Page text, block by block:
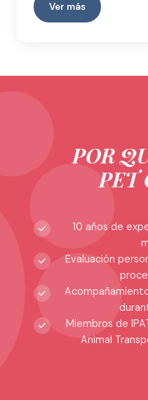
Ver más
POR
PET
10 años de
Evaluación
Miembros de
Animal